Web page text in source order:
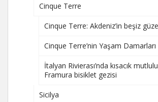
Cinque Terre
Cinque Terre: Akdeniz’in beşiz
Cinque Terre’nin Yaşam
İtalyan Rivierası’nda kısacık
Framura bisiklet gezisi
Sicilya